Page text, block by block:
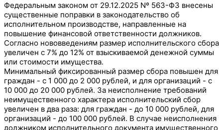
Федеральным законом от 29.12.2025 Nº 563-ФЗ внесены
существенные поправки в законодательство об
исполнительном производстве, направленные на
повышение финансовой ответственности должников.
Согласно нововведениям размер исполнительского сбора
увеличен с 7% до 12% от взыскиваемой денежной суммы
или стоимости имущества.
Минимальный фиксированный размер сбора повышен для
граждан - с 1 000 до 2 000 рублей, и для организаций - с
10 000 до 20 000 рублей. За неисполнение требований
неимущественного характера исполнительский сбор
увеличен в два раза: для граждан - до 10 000 рублей, для
организаций - до 100 000 рублей. В случае неисполнения
должником исполнительного документа имущественного